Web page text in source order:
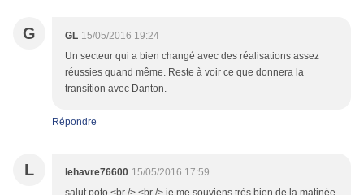
G GL 15/05/2016 19:24
Un secteur qui a bien changé avec des réalisations assez
réussies quand même. Reste à voir ce que donnera la
transition avec Danton.
Répondre
L lehavre76600 15/05/2016 17:59
salut poto,<br /> <br /> je me souviens très bien de la matinée